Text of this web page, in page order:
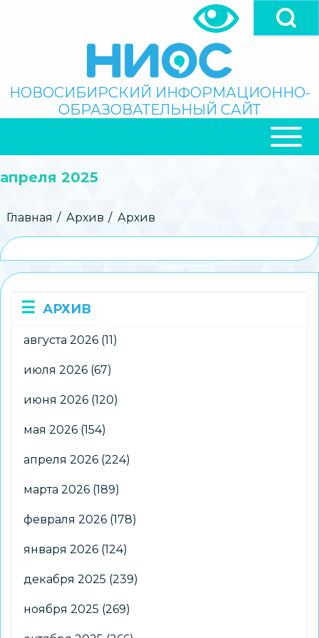
Поиск
НОВОСИБИРСКИЙ ИНФОРМАЦИОННО-
ОБРАЗОВАТЕЛЬНЫЙ САЙТ
НАВИГАЦИЯ
апреля 2025
Строка
Главная Архив Архив
АРХИВ
августа 2026 (11)
июля 2026 (67)
июня 2026 (120)
мая 2026 (154)
апреля 2026 (224)
марта 2026 (189)
февраля 2026 (178)
января 2026 (124)
декабря 2025 (239)
ноября 2025 (269)